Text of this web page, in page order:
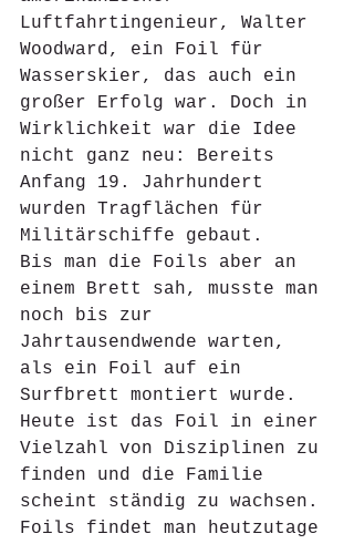
Luftfahrtingenieur, Walter
Woodward, ein Foil für
Wasserskier, das auch ein
großer Erfolg war. Doch in
Wirklichkeit war die Idee
nicht ganz neu: Bereits
Anfang 19. Jahrhundert
wurden Tragflächen für
Militärschiffe gebaut.
Bis man die Foils aber an
einem Brett sah, musste man
noch bis zur
Jahrtausendwende warten,
als ein Foil auf ein
Surfbrett montiert wurde.
Heute ist das Foil in einer
Vielzahl von Disziplinen zu
finden und die Familie
scheint ständig zu wachsen.
Foils findet man heutzutage